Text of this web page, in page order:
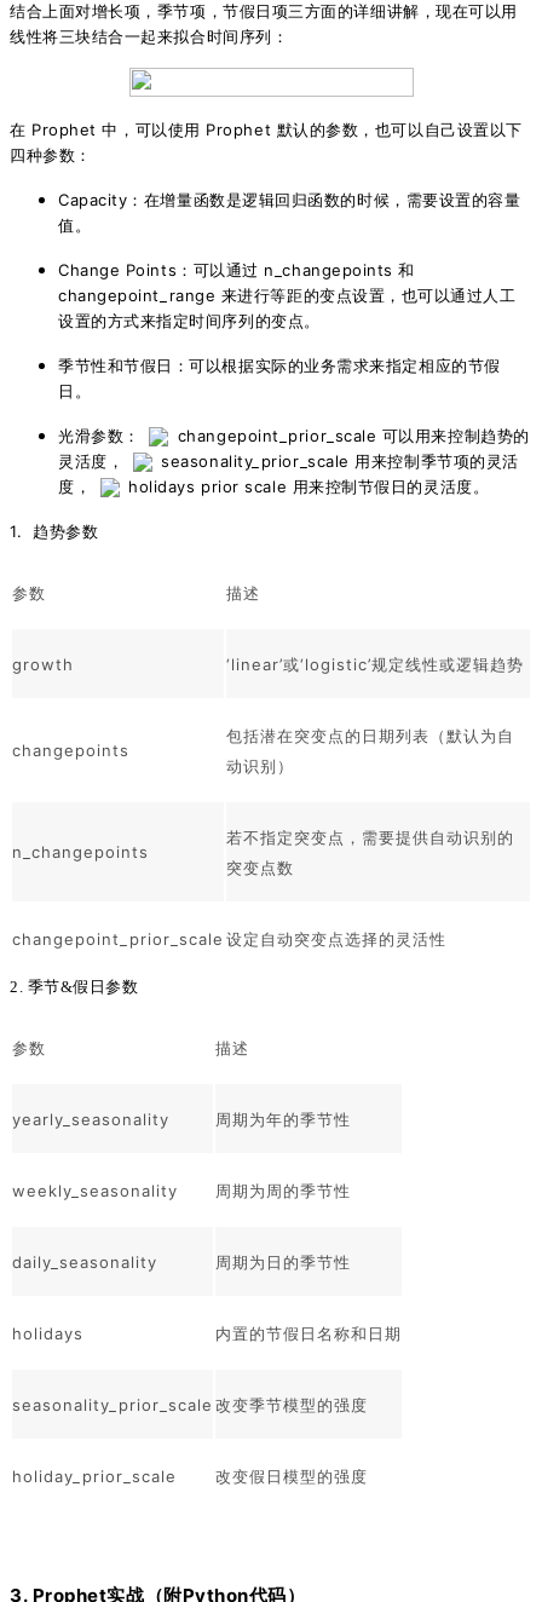
结合上面对增长项，季节项，节假日项三方面的详细讲解，现在可以用
线性将三块结合一起来拟合时间序列：
在 Prophet 中，可以使用 Prophet 默认的参数 ，也可以自己设置以下
四种参数：
Capacity：在增量函数是逻辑回归函数的时候，需要设置的容量
值。
Change Points：可以通过 n_changepoints 和
changepoint_range 来进行等距的变点设置，也可以通过人工
设置的方式来指定时间序列的变点。
季节性和节假日：可以根据实际的业务需求来指定相应的节假
日。
光滑参数：
changepoint_prior_scale 可以用来控制趋势的
灵活度，
seasonality_prior_scale 用来控制季节项的灵活
度，
holidays prior scale 用来控制节假日的灵活度。
1. 趋势参数
参数 描述
growth ‘linear’或‘logistic’规定线性或逻辑趋势
changepoints
包括潜在突变点的日期列表（默认为自
动识别）
n_changepoints
若不指定突变点，需要提供自动识别的
突变点数
changepoint_prior_scale 设定自动突变点选择的灵活性
2. 季节&假日参数
参数 描述
yearly_seasonality 周期为年的季节性
weekly_seasonality 周期为周的季节性
daily_seasonality 周期为日的季节性
holidays 内置的节假日名称和日期
seasonality_prior_scale 改变季节模型的强度
holiday_prior_scale 改变假日模型的强度
3. Prophet实战（附Python代码）